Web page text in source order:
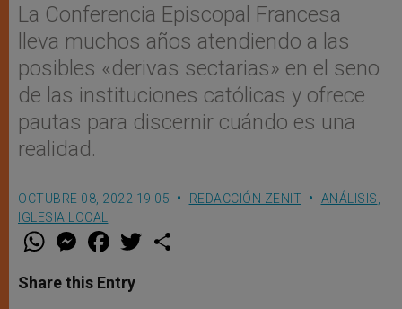
La Conferencia Episcopal Francesa
lleva muchos años atendiendo a las
posibles «derivas sectarias» en el seno
de las instituciones católicas y ofrece
pautas para discernir cuándo es una
realidad.
OCTUBRE 08, 2022 19:05 REDACCIÓN ZENIT ANÁLISIS
IGLESIA LOCAL
W
t
s
M
e
s
e
F
a
e
b
w
Share this Entry